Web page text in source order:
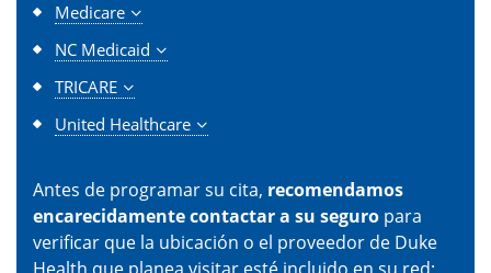
Medicare
NC Medicaid
TRICARE
United Healthcare
Antes de programar su cita, recomendamos
encarecidamente contactar a su seguro para
verificar que la ubicación o el proveedor de Duke